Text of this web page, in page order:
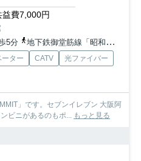
益費7,000円
5分
地下鉄御堂筋線「昭和町」駅 徒歩10分
ーター CATV
光ファイバー
」です。セブンイレブン 大阪阿
ビニがあるのもポ...
もっと見る